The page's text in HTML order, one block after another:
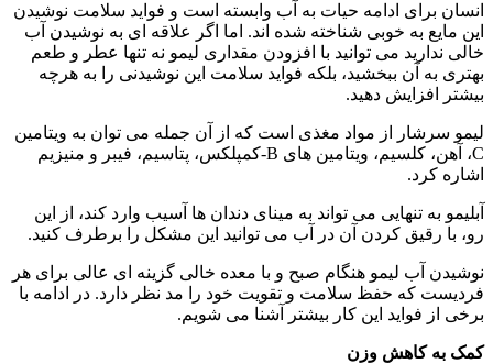
انسان برای ادامه حیات به آب وابسته است و فواید سلامت نوشیدن
این مایع به خوبی شناخته شده اند. اما اگر علاقه ای به نوشیدن آب
خالی ندارید می توانید با افزودن مقداری لیمو نه تنها عطر و طعم
بهتری به آن ببخشید، بلکه فواید سلامت این نوشیدنی را به هرچه
بیشتر افزایش دهید.
لیمو سرشار از مواد مغذی است که از آن جمله می توان به ویتامین
C، آهن، کلسیم، ویتامین های B-کمپلکس، پتاسیم، فیبر و منیزیم
اشاره کرد.
آبلیمو به تنهایی می تواند به مینای دندان ها آسیب وارد کند، از این
رو، با رقیق کردن آن در آب می توانید این مشکل را برطرف کنید.
نوشیدن آب لیمو هنگام صبح و با معده خالی گزینه ای عالی برای هر
فردیست که حفظ سلامت و تقویت خود را مد نظر دارد. در ادامه با
برخی از فواید این کار بیشتر آشنا می شویم.
کمک به کاهش وزن